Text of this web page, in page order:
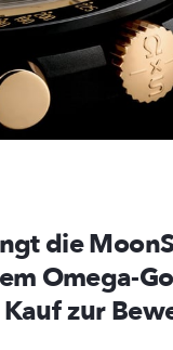
die
Omega-
zur